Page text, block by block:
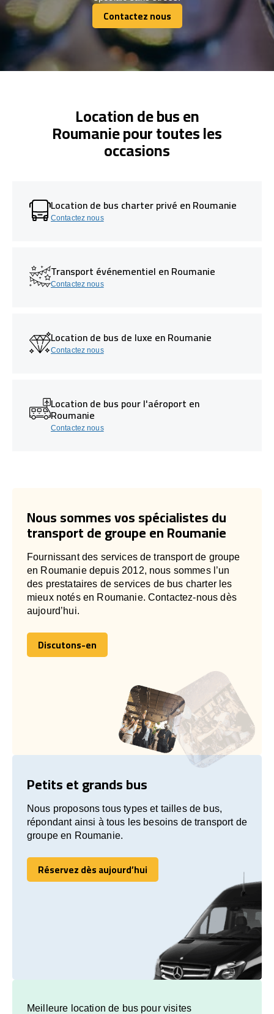
Contactez nous
Contactez nous
Location de bus en
Roumanie pour toutes les
occasions
Location de bus charter privé en Roumanie
Contactez nous
Transport événementiel en Roumanie
Contactez nous
Location de bus de luxe en Roumanie
Contactez nous
Location de bus pour l'aéroport en
Roumanie
Contactez nous
Nous sommes vos spécialistes du
transport de groupe en Roumanie
Fournissant des services de transport de groupe
en Roumanie depuis 2012, nous sommes l’un
des prestataires de services de bus charter les
mieux notés en Roumanie. Contactez-nous dès
aujourd’hui.
Discutons-en
Discutons-en
Petits et grands bus
Nous proposons tous types et tailles de bus,
répondant ainsi à tous les besoins de transport de
groupe en Roumanie.
Réservez dès aujourd’hui
Réservez dès aujourd’hui
Meilleure location de bus pour visites